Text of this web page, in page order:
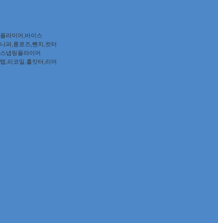
플라이어,바이스
니퍼,롱로즈,뺀치,컷터
스냅링플라이어
텝,리코일,홀캇터,리머